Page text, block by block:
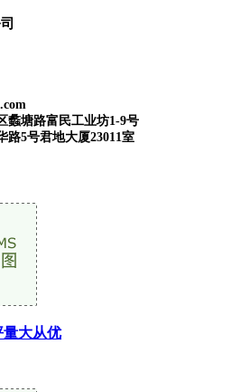
蠡塘路富民工业坊1-9号
路5号君地大厦23011室
量大从优